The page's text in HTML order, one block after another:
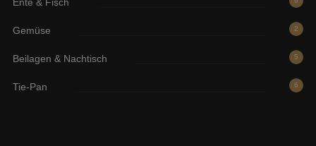
Gemüse 2
Beilagen & Nachtisch 5
Tie-Pan 6